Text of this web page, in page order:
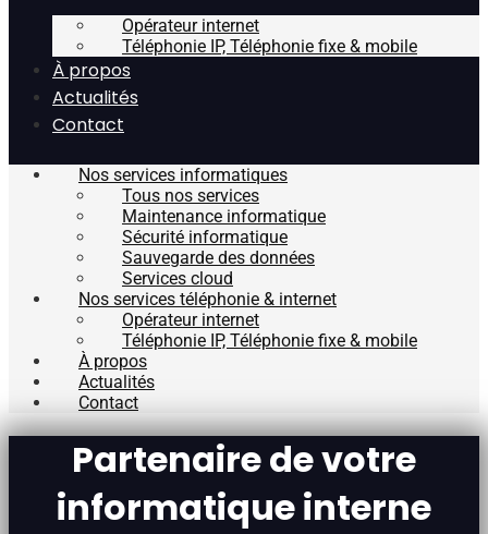
Opérateur internet
Téléphonie IP, Téléphonie fixe & mobile
À propos
Actualités
Contact
Nos services informatiques
Tous nos services
Maintenance informatique
Sécurité informatique
Sauvegarde des données
Services cloud
Nos services téléphonie & internet
Opérateur internet
Téléphonie IP, Téléphonie fixe & mobile
À propos
Actualités
Contact
Partenaire de votre
informatique interne